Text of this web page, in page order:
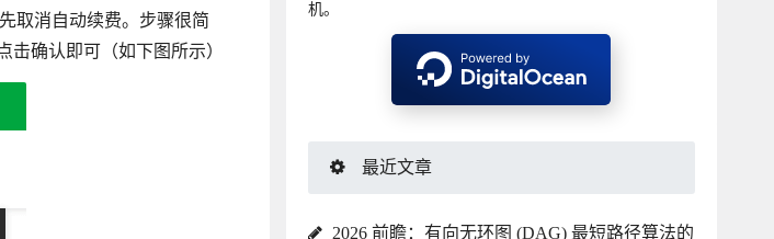
取消自动续费。步骤很简
击确认即可（如下图所示）
机。
最近文章
2026 前瞻：有向无环图 (DAG) 最短路径算法的